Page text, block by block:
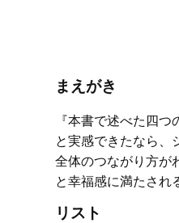
まえがき
『本書で述べた四
と実感できたなら、
全体のつながり方が
と幸福感に満たされ
リスト